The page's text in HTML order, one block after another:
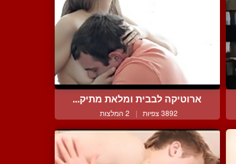
ארוטיקה לבבית ומלאת מתיק...
3892 צפיות | 2 המלצות